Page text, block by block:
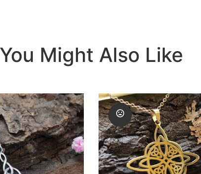
You Might Also Like